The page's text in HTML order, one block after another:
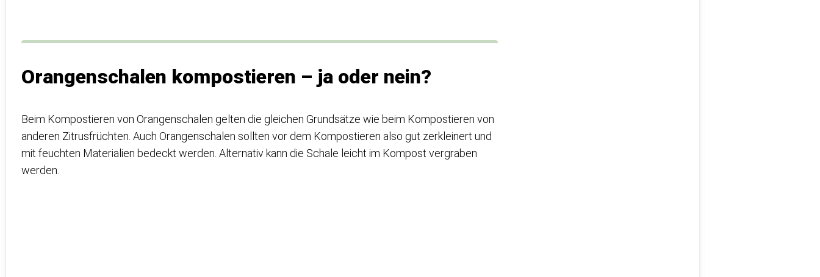
Orangenschalen kompostieren – ja oder nein?
Beim Kompostieren von Orangenschalen gelten die gleichen Grundsätze wie beim Kompostieren von
anderen Zitrusfrüchten. Auch Orangenschalen sollten vor dem Kompostieren also gut zerkleinert und
mit feuchten Materialien bedeckt werden. Alternativ kann die Schale leicht im Kompost vergraben
werden.